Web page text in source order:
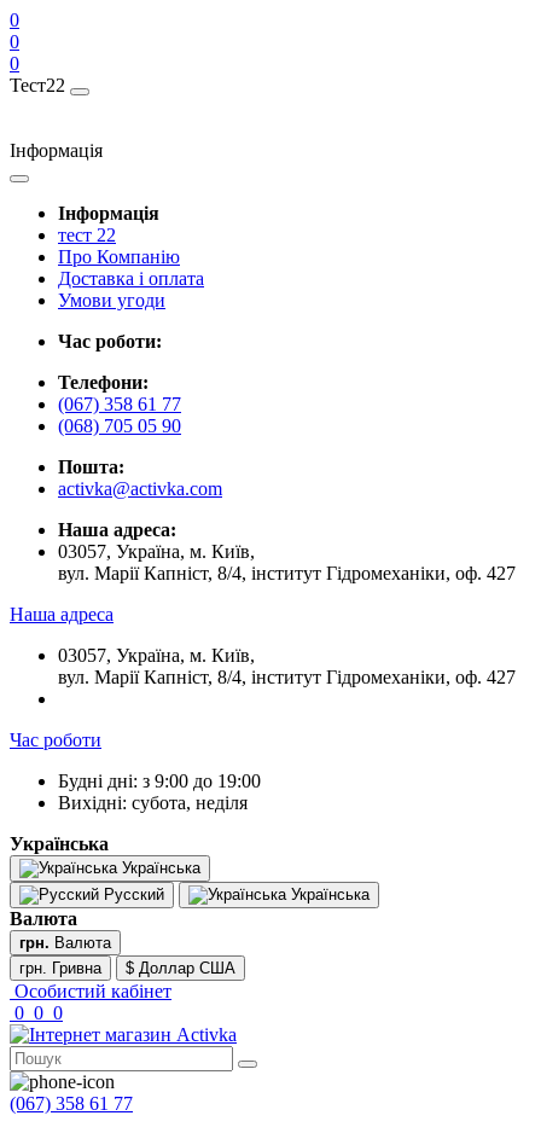
0
0
0
Тест22
Інформація
Інформація
тест 22
Про Компанію
Доставка і оплата
Умови угоди
Час роботи:
Телефони:
(067) 358 61 77
(068) 705 05 90
Пошта:
activka@activka.com
Наша адреса:
03057, Україна, м. Київ,
вул. Марії Капніст, 8/4, інститут Гідромеханіки, оф. 427
Наша адреса
03057, Україна, м. Київ,
вул. Марії Капніст, 8/4, інститут Гідромеханіки, оф. 427
Час роботи
Будні дні: з 9:00 до 19:00
Вихідні: субота, неділя
Українська
Українська
Русский
Українська
Валюта
грн. Валюта
грн. Гривна
$ Доллар США
Особистий кабінет
0 0 0
(067) 358 61 77